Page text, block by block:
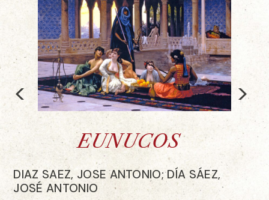
< >
EUNUCOS
DIAZ SAEZ, JOSE ANTONIO; DÍA SÁEZ,
JOSÉ ANTONIO